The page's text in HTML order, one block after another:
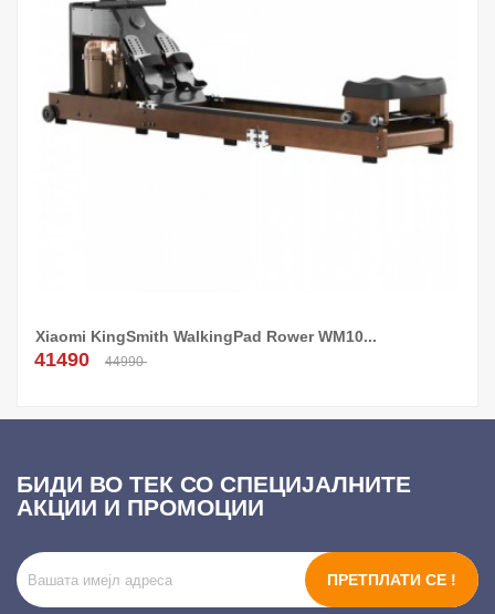
Xiaomi KingSmith WalkingPad Rower WM10...
41490 44990
Додај Во Кошница!
БИДИ ВО ТЕК СО СПЕЦИЈАЛНИТЕ
АКЦИИ И ПРОМОЦИИ
ПРЕТПЛАТИ СЕ !